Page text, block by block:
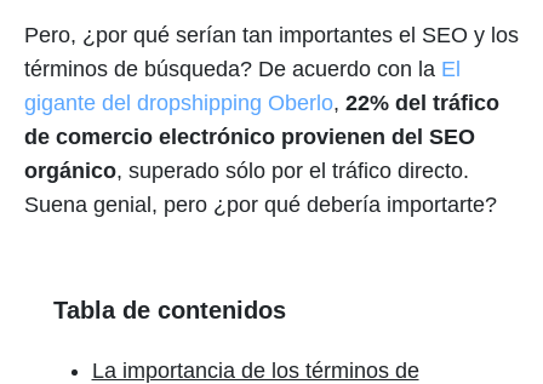
Pero, ¿por qué serían tan importantes el SEO y los
términos de búsqueda? De acuerdo con la El
gigante del dropshipping Oberlo, 22% del tráfico
de comercio electrónico provienen del SEO
orgánico, superado sólo por el tráfico directo.
Suena genial, pero ¿por qué debería importarte?
Tabla de contenidos
La importancia de los términos de